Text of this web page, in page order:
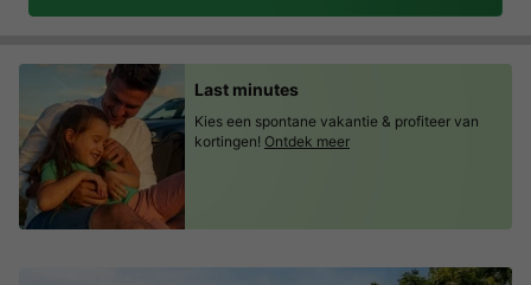
Last minutes
Kies een spontane vakantie & profiteer van
kortingen! Ontdek meer